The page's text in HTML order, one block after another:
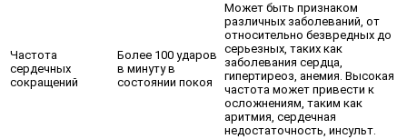
Частота
сердечных
сокращений
Более 100 ударов
в минуту в
состоянии покоя
Может быть признаком
различных заболеваний, от
относительно безвредных до
серьезных, таких как
заболевания сердца,
гипертиреоз, анемия. Высокая
частота может привести к
осложнениям, таким как
аритмия, сердечная
недостаточность, инсульт.